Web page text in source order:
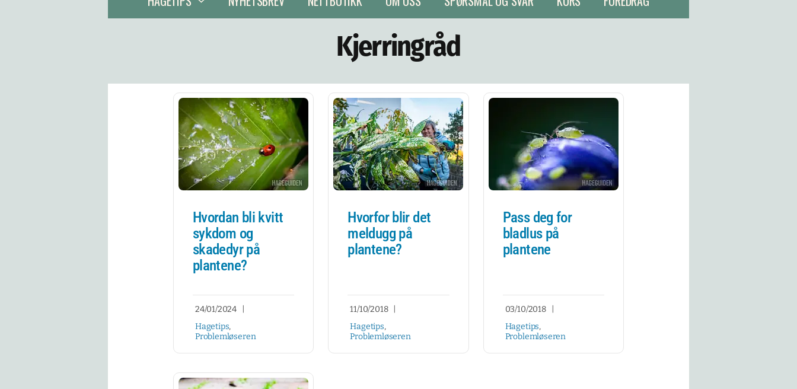
Kjerringråd
Hvordan bli kvitt
sykdom og
skadedyr på
plantene?
24/01/2024
Hagetips,
Problemløseren
Hvorfor blir det
meldugg på
plantene?
11/10/2018
Hagetips,
Problemløseren
Pass deg for
bladlus på
plantene
03/10/2018
Hagetips,
Problemløseren